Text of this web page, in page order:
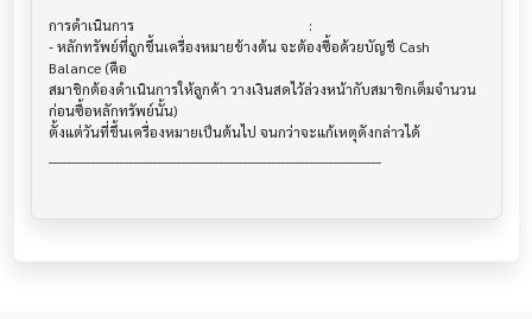
การดำเนินการ                           			 :
- หลักทรัพย์ที่ถูกขึ้นเครื่องหมายข้างต้น จะต้องซื้อด้วยบัญชี Cash
Balance (คือ
สมาชิกต้องดำเนินการให้ลูกค้า วางเงินสดไว้ล่วงหน้ากับสมาชิกเต็มจำนวน
ก่อนซื้อหลักทรัพย์นั้น)
ตั้งแต่วันที่ขึ้นเครื่องหมายเป็นต้นไป จนกว่าจะแก้เหตุดังกล่าวได้